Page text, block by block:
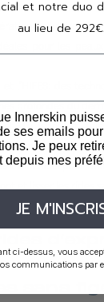
ces techniques
cellulaire et
pour les
l’HIFES
: des
profondes du
et d’élastine et
de
efficaces pour
et lisser les rides
sans
et notre duo
au lieu de 292€.
Innerskin
ses emails
Je peux
depuis mes
JE
ci-dessus, vous
communications par